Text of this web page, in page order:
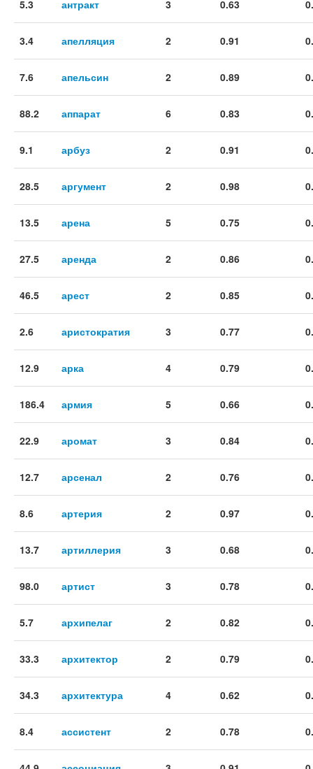
5.3 антракт 3 0.63
3.4 апелляция 2 0.91
7.6 апельсин 2 0.89
88.2 аппарат 6 0.83
9.1 арбуз 2 0.91
28.5 аргумент 2 0.98
13.5 арена 5 0.75
27.5 аренда 2 0.86
46.5 арест 2 0.85
2.6 аристократия 3 0.77
12.9 арка 4 0.79
186.4 армия 5 0.66
22.9 аромат 3 0.84
12.7 арсенал 2 0.76
8.6 артерия 2 0.97
13.7 артиллерия 3 0.68
98.0 артист 3 0.78
5.7 архипелаг 2 0.82
33.3 архитектор 2 0.79
34.3 архитектура 4 0.62
8.4 ассистент 2 0.78